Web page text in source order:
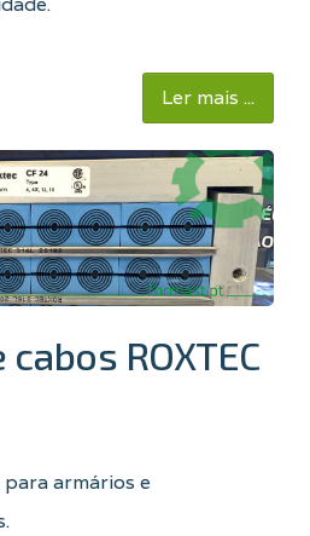
Ler mais ...
ROXTEC
armários e